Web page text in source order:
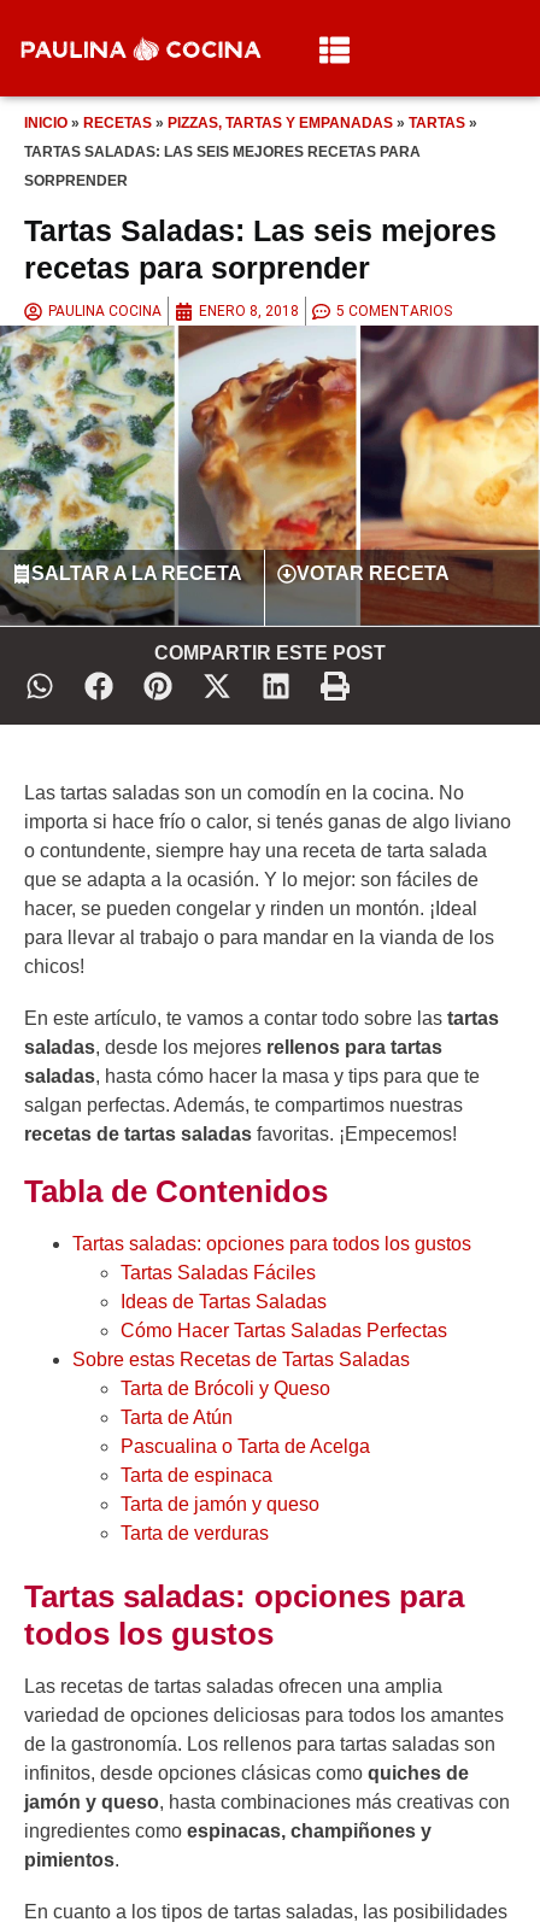
INICIO » RECETAS » PIZZAS, TARTAS Y EMPANADAS » TARTAS »
TARTAS SALADAS: LAS SEIS MEJORES RECETAS PARA
SORPRENDER
Tartas Saladas: Las seis mejores
recetas para sorprender
PAULINA COCINA ENERO 8, 2018 5 COMENTARIOS
SALTAR A LA RECETA VOTAR RECETA
COMPARTIR ESTE POST
Las tartas saladas son un comodín en la cocina. No
importa si hace frío o calor, si tenés ganas de algo liviano
o contundente, siempre hay una receta de tarta salada
que se adapta a la ocasión. Y lo mejor: son fáciles de
hacer, se pueden congelar y rinden un montón. ¡Ideal
para llevar al trabajo o para mandar en la vianda de los
chicos!
En este artículo, te vamos a contar todo sobre las tartas
saladas, desde los mejores rellenos para tartas
saladas, hasta cómo hacer la masa y tips para que te
salgan perfectas. Además, te compartimos nuestras
recetas de tartas saladas favoritas. ¡Empecemos!
Tabla de Contenidos
Tartas saladas: opciones para todos los gustos
Tartas Saladas Fáciles
Ideas de Tartas Saladas
Cómo Hacer Tartas Saladas Perfectas
Sobre estas Recetas de Tartas Saladas
Tarta de Brócoli y Queso
Tarta de Atún
Pascualina o Tarta de Acelga
Tarta de espinaca
Tarta de jamón y queso
Tarta de verduras
Tartas saladas: opciones para
todos los gustos
Las recetas de tartas saladas ofrecen una amplia
variedad de opciones deliciosas para todos los amantes
de la gastronomía. Los rellenos para tartas saladas son
infinitos, desde opciones clásicas como quiches de
jamón y queso, hasta combinaciones más creativas con
ingredientes como espinacas, champiñones y
pimientos.
En cuanto a los tipos de tartas saladas, las posibilidades